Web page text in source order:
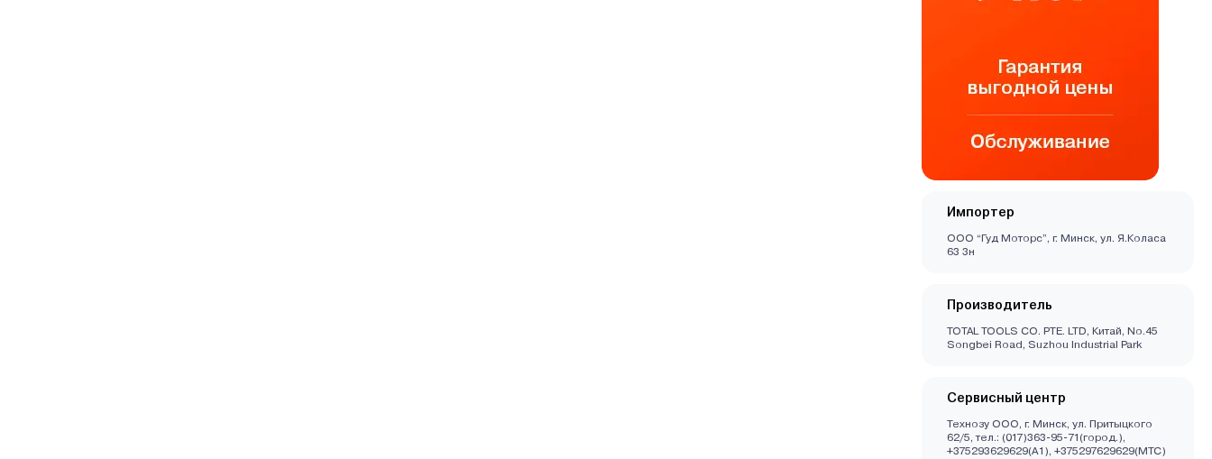
Импортер
ООО “Гуд Моторс”, г. Минск, ул. Я.Коласа
63 3н
Производитель
TOTAL TOOLS CO. PTE. LTD, Китай, No.45
Songbei Road, Suzhou Industrial Park
Сервисный центр
Технозу ООО, г. Минск, ул. Притыцкого
62/5, тел.: (017)363-95-71(город.),
+375293629629(A1), +375297629629(МТС)